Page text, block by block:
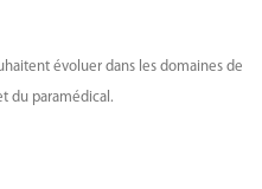
évoluer dans les domaines de
du paramédical.